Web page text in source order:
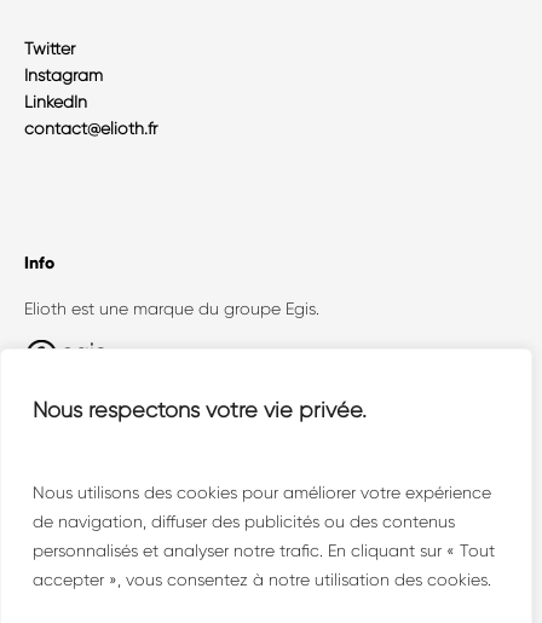
Nous respectons votre vie privée.
Nous utilisons des cookies pour améliorer votre expérience
de navigation, diffuser des publicités ou des contenus
personnalisés et analyser notre trafic. En cliquant sur « Tout
accepter », vous consentez à notre utilisation des cookies.
Twitter
Instagram
LinkedIn
contact@elioth.fr
Info
Elioth est une marque du groupe Egis.
collectif où dialoguent toutes les facettes de la